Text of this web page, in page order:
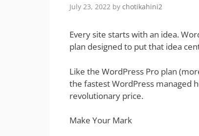
July 23, 2022 by chotikahini2
Every site starts with an idea.
plan designed to put that idea
Like the WordPress Pro plan
the fastest WordPress managed
revolutionary price.
Make Your Mark